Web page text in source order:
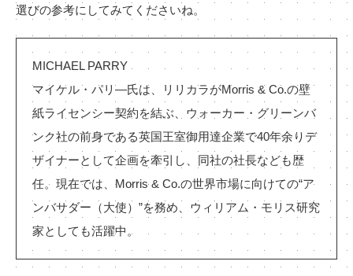
選びの参考にしてみてくださいね。
MICHAEL PARRY
マイケル・パリ―氏は、リリカラがMorris & Co.の壁
紙ライセンシー契約を結ぶ、ウォーカー・グリーンバ
ンク社の前身である英国王室御用達企業で40年余りデ
ザイナーとして企画を牽引し、同社の社長なども歴
任。現在では、Morris & Co.の世界市場に向けての“ア
ンバサダー（大使）”を務め、ウィリアム・モリス研究
家としても活躍中。